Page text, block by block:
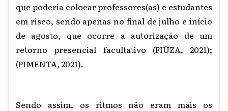
que poderia colocar professores(as) e estudantes
em risco, sendo apenas no final de julho e início
de agosto, que ocorre a autorização de um
retorno presencial facultativo (FIÚZA, 2021);
(PIMENTA, 2021).
Sendo assim, os ritmos não eram mais os